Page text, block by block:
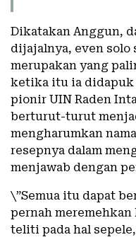
Dikatakan Anggun,
dijajalnya, even
merupakan yang
ketika itu ia didapuk
pionir UIN Raden
berturut-turut
mengharumkan
resepnya dalam
menjawab dengan
\”Semua itu dapat
pernah meremehkan
teliti pada hal